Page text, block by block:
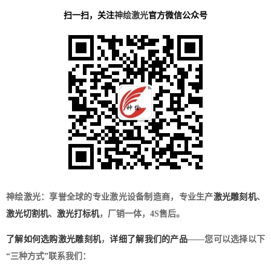
扫一扫，关注神绘激光官方微信公众号
神绘激光：享誉全球的专业激光设备制造商，专业生产激光雕刻机、
激光切割机、 激光打标机，厂销一体，4S售后。
了解如何选购激光雕刻机，详细了解我们的产品——您可以选择以下
“三种方式”联系我们：